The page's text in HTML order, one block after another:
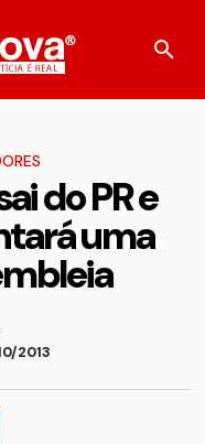
do PR e
uma
2013